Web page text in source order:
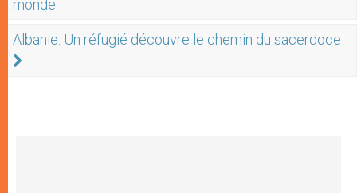
monde
Albanie: Un réfugié découvre le chemin du sacerdoce